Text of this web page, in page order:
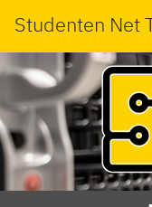
Studenten Net